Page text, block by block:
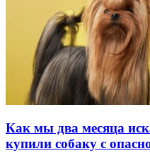
Как мы два месяца
купили собаку с